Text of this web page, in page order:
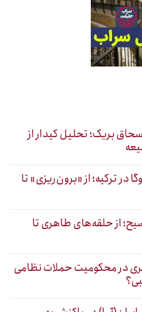
بریک؛ تحلیل کیدار از
ترکیه؛ از «برون‌ریزی» تا
از حلقه‌های طاهری تا
در محکومیت حملات نظامی